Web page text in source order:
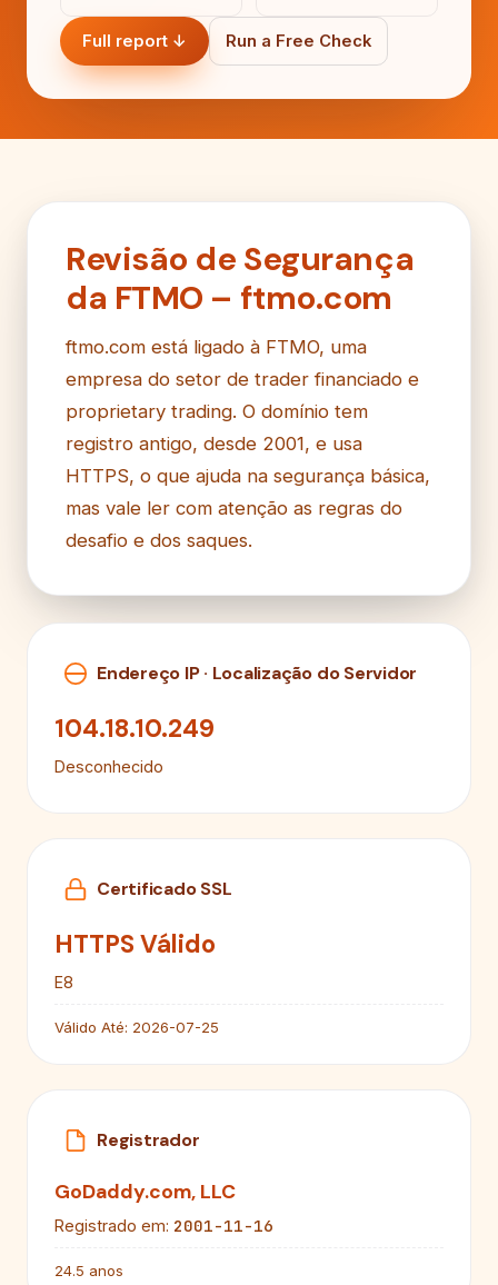
Full report ↓ Run a Free Check
Revisão de Segurança
da FTMO – ftmo.com
ftmo.com está ligado à FTMO, uma
empresa do setor de trader financiado e
proprietary trading. O domínio tem
registro antigo, desde 2001, e usa
HTTPS, o que ajuda na segurança básica,
mas vale ler com atenção as regras do
desafio e dos saques.
Endereço IP · Localização do Servidor
104.18.10.249
Desconhecido
Certificado SSL
HTTPS Válido
E8
Válido Até: 2026-07-25
Registrador
GoDaddy.com, LLC
Registrado em: 2001-11-16
24.5 anos